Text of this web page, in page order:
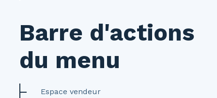
Barre d'actions
du menu
Espace vendeur